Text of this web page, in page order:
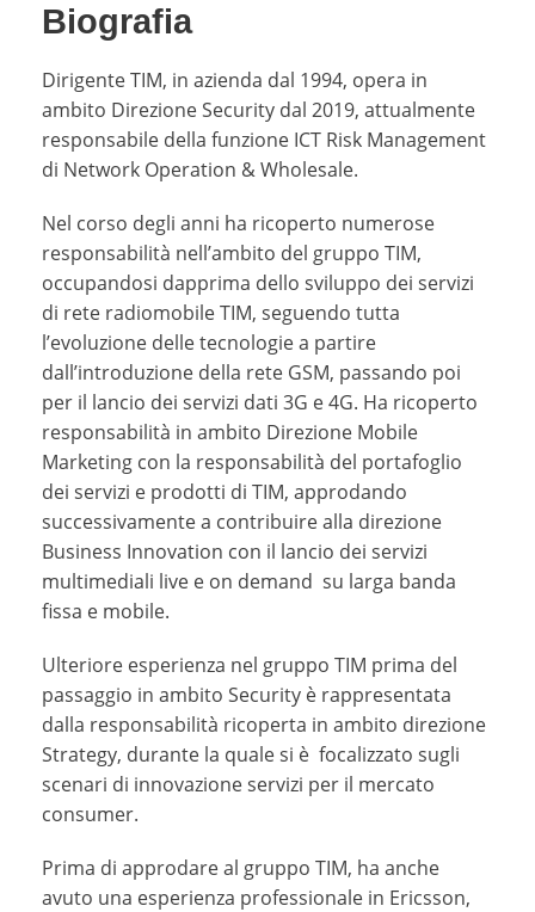
Biografia
Dirigente TIM, in azienda dal 1994, opera in
ambito Direzione Security dal 2019, attualmente
responsabile della funzione ICT Risk Management
di Network Operation & Wholesale.
Nel corso degli anni ha ricoperto numerose
responsabilità nell’ambito del gruppo TIM,
occupandosi dapprima dello sviluppo dei servizi
di rete radiomobile TIM, seguendo tutta
l’evoluzione delle tecnologie a partire
dall’introduzione della rete GSM, passando poi
per il lancio dei servizi dati 3G e 4G. Ha ricoperto
responsabilità in ambito Direzione Mobile
Marketing con la responsabilità del portafoglio
dei servizi e prodotti di TIM, approdando
successivamente a contribuire alla direzione
Business Innovation con il lancio dei servizi
multimediali live e on demand su larga banda
fissa e mobile.
Ulteriore esperienza nel gruppo TIM prima del
passaggio in ambito Security è rappresentata
dalla responsabilità ricoperta in ambito direzione
Strategy, durante la quale si è focalizzato sugli
scenari di innovazione servizi per il mercato
consumer.
Prima di approdare al gruppo TIM, ha anche
avuto una esperienza professionale in Ericsson,